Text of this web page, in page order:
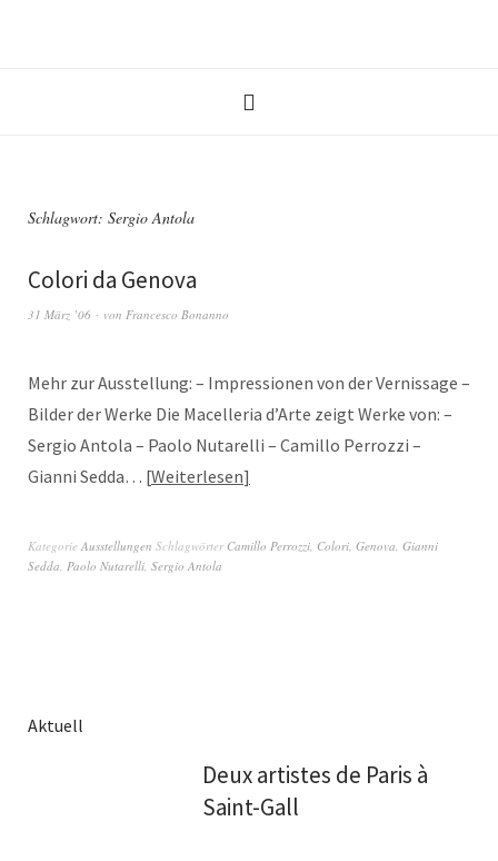
Schlagwort: Sergio Antola
Colori da Genova
31 März ’06 von Francesco Bonanno
Mehr zur Ausstellung: – Impressionen von der Vernissage –
Bilder der Werke Die Macelleria d’Arte zeigt Werke von: –
Sergio Antola – Paolo Nutarelli – Camillo Perrozzi –
Gianni Sedda… Weiterlesen
Kategorie Ausstellungen Schlagwörter Camillo Perrozzi, Colori, Genova, Gianni
Sedda, Paolo Nutarelli, Sergio Antola
Aktuell
Deux artistes de Paris à
Saint-Gall